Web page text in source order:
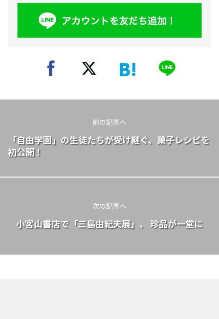
前の記事へ
「自由学園」の生徒たちが受け継ぐ、菓子レシピを
初公開！
次の記事へ
小宮山書店で「三島由紀夫展」、 珍品が一堂に